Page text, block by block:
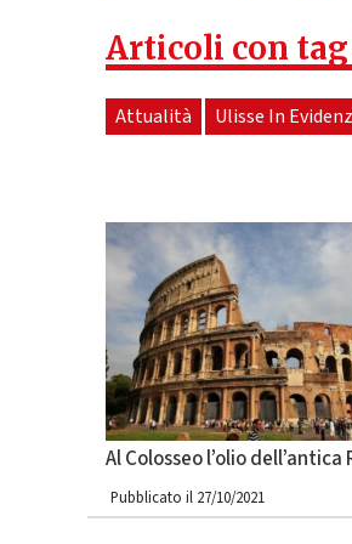
Articoli con
Attualità Ulisse In
Al Colosseo l’olio dell’antica
Pubblicato il 27/10/2021